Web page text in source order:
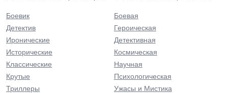
Боевик
Детектив
Иронические
Исторические
Классические
Крутые
Триллеры
Боевая
Героическая
Детективная
Космическая
Научная
Психологическая
Ужасы и Мистика